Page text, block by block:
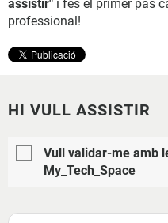
assistir" i fes el primer pas
professional!
HI VULL ASSISTIR
Vull validar-me amb
My_Tech_Space